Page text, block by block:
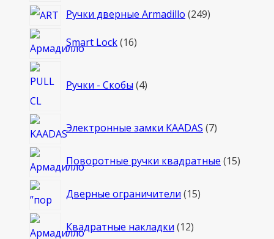
Ручки дверные Armadillo 249249
Smart Lock 1616
Ручки - Скобы 4товара
Электронные замки KAADAS 77
Поворотные ручки квадратные 1515
Дверные ограничители 1515
Квадратные накладки 1212